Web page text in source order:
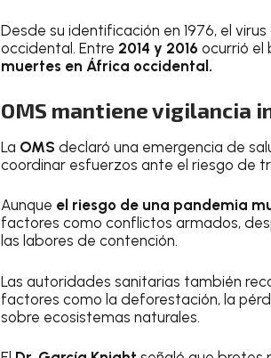
Desde su identificación en 1976, el
occidental. Entre 2014 y 2016 ocurrió el
muertes en África occidental.
OMS mantiene vigilancia
La OMS declaró una emergencia de
coordinar esfuerzos ante el riesgo de
Aunque el riesgo de una pandemia
factores como conflictos armados,
las labores de contención.
Las autoridades sanitarias también
factores como la deforestación, la
sobre ecosistemas naturales.